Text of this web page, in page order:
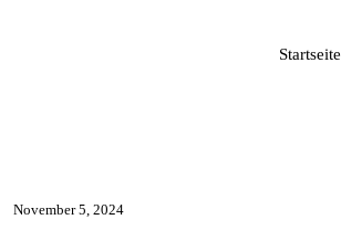
Startseite
November 5, 2024